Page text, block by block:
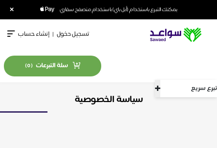
يمكنك التبرع باستخدام (أبل باي) باستخدام متصفح سفاري
سريع
تسجيل دخول | إنشاء حساب
سلة التبرعات (
0
)
سياسة الخصوصية